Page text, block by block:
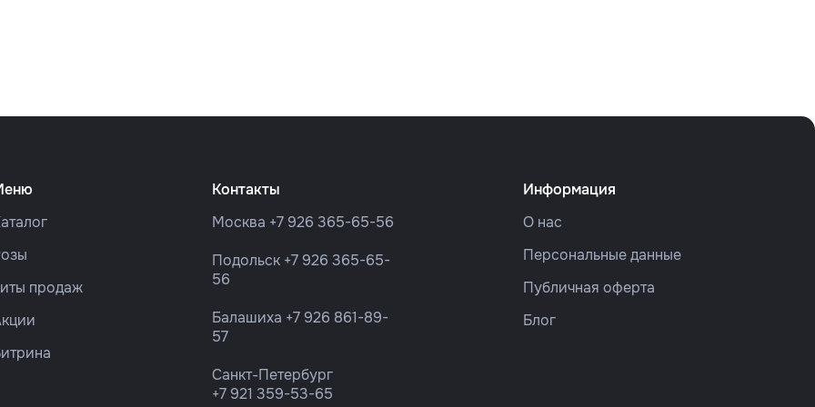
продаж
Контакты
Москва +7 926 365-65-56
Подольск +7 926 365-65-
56
Балашиха +7 926 861-89-
57
Санкт-Петербург
+7 921 359-53-65
Информация
О нас
Персональные данные
Публичная оферта
Блог